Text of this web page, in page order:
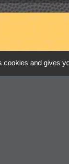
cookies and gives